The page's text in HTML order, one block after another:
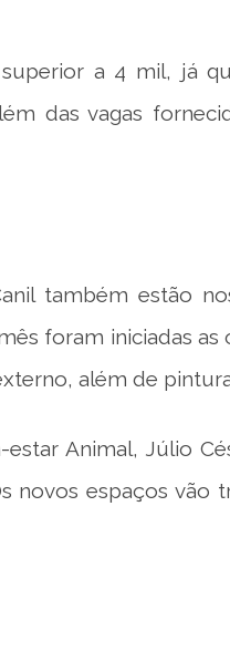
a 4 mil, já
das vagas
também estão
foram iniciadas as
além de
Animal, Júlio
novos espaços vão